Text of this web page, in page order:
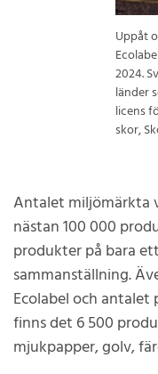
Uppåt
2024.
länder
licens
skor,
Antalet miljömärkta
nästan 100 000
produkter på bara
sammanställning.
Ecolabel och
finns det 6 500
mjukpapper, golv,